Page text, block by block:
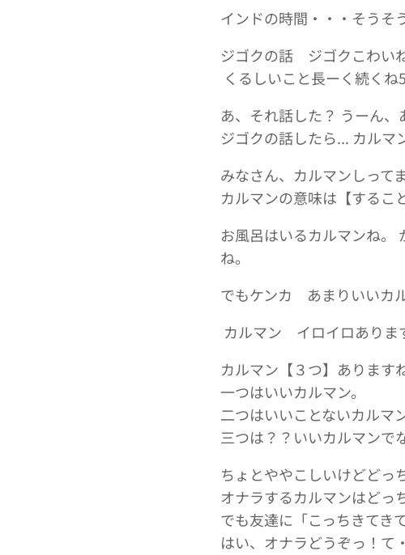
インドの時間・・・そうそ
ジゴクの話 ジゴクこわいね
くるしいこと長ーく続くね
あ、それ話した？ うーん、
ジゴクの話したら... カルマ
みなさん、カルマンしって
カルマンの意味は【するこ
お風呂はいるカルマンね。
ね。
でもケンカ あまりいいカ
カルマン イロイロありま
カルマン【３つ】あります
一つはいいカルマン。
二つはいいことないカルマン
三つは？？いいカルマンで
ちょとややこしいけどどっ
オナラするカルマンはどっ
でも友達に「こっちきてき
はい、オナラどうぞっ！